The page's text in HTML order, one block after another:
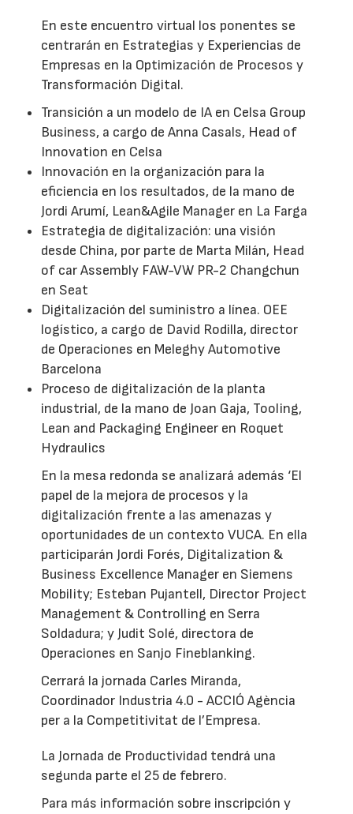
En este encuentro virtual los ponentes se
centrarán en Estrategias y Experiencias de
Empresas en la Optimización de Procesos y
Transformación Digital.
Transición a un modelo de IA en Celsa Group
Business, a cargo de Anna Casals, Head of
Innovation en Celsa
Innovación en la organización para la
eficiencia en los resultados, de la mano de
Jordi Arumí, Lean&Agile Manager en La Farga
Estrategia de digitalización: una visión
desde China, por parte de Marta Milán, Head
of car Assembly FAW-VW PR-2 Changchun
en Seat
Digitalización del suministro a línea. OEE
logístico, a cargo de David Rodilla, director
de Operaciones en Meleghy Automotive
Barcelona
Proceso de digitalización de la planta
industrial, de la mano de Joan Gaja, Tooling,
Lean and Packaging Engineer en Roquet
Hydraulics
En la mesa redonda se analizará además ‘El
papel de la mejora de procesos y la
digitalización frente a las amenazas y
oportunidades de un contexto VUCA. En ella
participarán Jordi Forés, Digitalization &
Business Excellence Manager en Siemens
Mobility; Esteban Pujantell, Director Project
Management & Controlling en Serra
Soldadura; y Judit Solé, directora de
Operaciones en Sanjo Fineblanking.
Cerrará la jornada Carles Miranda,
Coordinador Industria 4.0 - ACCIÓ Agència
per a la Competitivitat de l’Empresa.
La Jornada de Productividad tendrá una
segunda parte el 25 de febrero.
Para más información sobre inscripción y